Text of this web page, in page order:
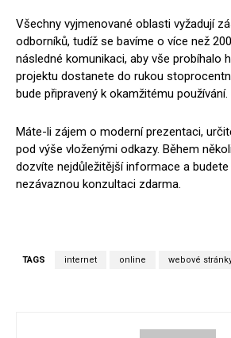
Všechny vyjmenované oblasti vyžadují
odborníků, tudíž se bavíme o více než
následné komunikaci, aby vše probíhalo
projektu dostanete do rukou
bude připravený k okamžitému používání.
Máte-li zájem o moderní prezentaci,
pod výše vloženými odkazy. Během
dozvíte nejdůležitější informace a
nezávaznou konzultaci zdarma.
TAGS internet online webové